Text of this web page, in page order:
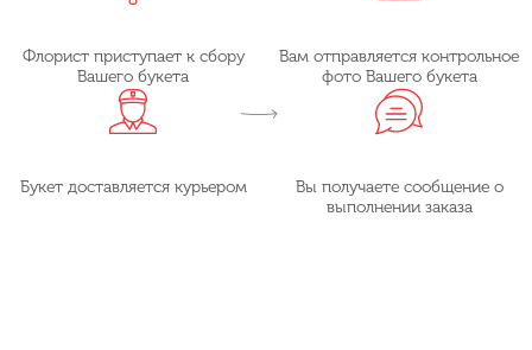
Флорист приступает к сбору
Вашего букета
Вам отправляется контрольное
фото Вашего букета
Букет доставляется курьером
Вы получаете сообщение о
выполнении заказа